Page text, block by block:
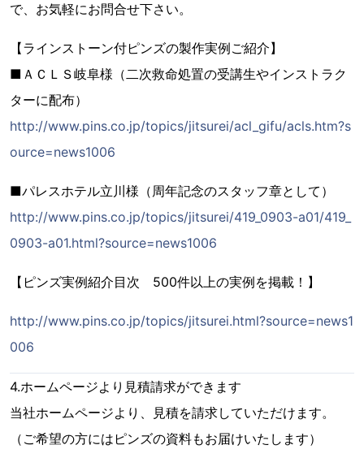
で、お気軽にお問合せ下さい。
【ラインストーン付ピンズの製作実例ご紹介】
■ＡＣＬＳ岐阜様（二次救命処置の受講生やインストラク
ターに配布）
http://www.pins.co.jp/topics/jitsurei/acl_gifu/acls.htm?s
ource=news1006
■パレスホテル立川様（周年記念のスタッフ章として）
http://www.pins.co.jp/topics/jitsurei/419_0903-a01/419_
0903-a01.html?source=news1006
【ピンズ実例紹介目次 500件以上の実例を掲載！】
http://www.pins.co.jp/topics/jitsurei.html?source=news1
006
4.ホームページより見積請求ができます
当社ホームページより、見積を請求していただけます。
（ご希望の方にはピンズの資料もお届けいたします）